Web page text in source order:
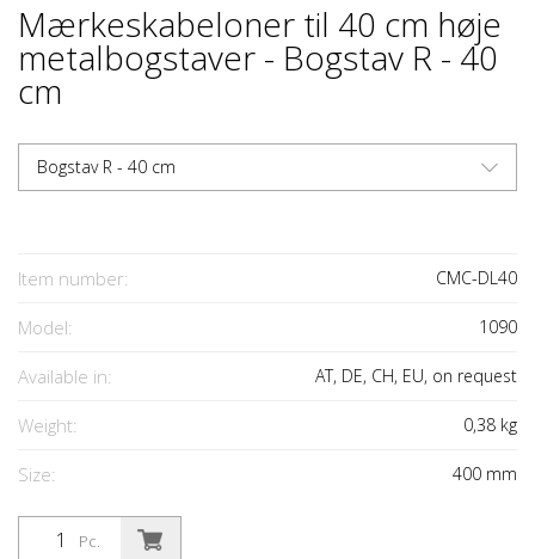
Mærkeskabeloner til 40 cm høje
metalbogstaver - Bogstav R - 40
cm
Bogstav R - 40 cm
Item number: CMC-DL40
Model: 1090
Available in: AT, DE, CH, EU, on request
Weight: 0,38 kg
Size: 400 mm
Pc.